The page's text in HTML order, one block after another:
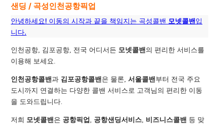
샌딩 / 곡성인천공항픽업
안녕하세요! 이동의 시작과 끝을 책임지는 곡성콜밴 모넷콜밴입
니다.
인천공항, 김포공항, 전국 어디서든 모넷콜밴 의 편리한 서비스를
이용해 보세요.
인천공항콜밴과 김포공항콜밴 은 물론,서울콜밴 부터 전국 주요
도시까지 연결하는 다양한 콜밴 서비스로 고객님의 편리한 이동
을 도와드립니다.
저희 모넷콜밴 은 공항픽업 공항샌딩서비스 비즈니스콜밴 등 맞